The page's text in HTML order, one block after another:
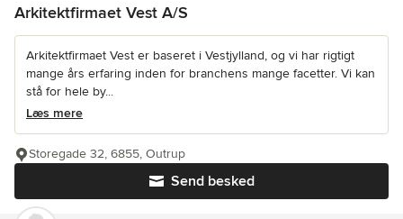
Arkitektfirmaet Vest A/S
Arkitektfirmaet Vest er baseret i Vestjylland, og vi har rigtigt
mange års erfaring inden for branchens mange facetter. Vi kan
stå for hele by...
Læs mere
Send besked
Storegade 32, 6855, Outrup